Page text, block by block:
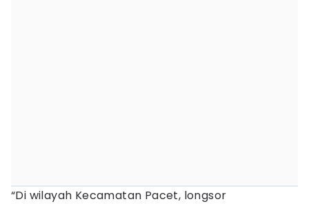
“Di wilayah Kecamatan Pacet, longsor